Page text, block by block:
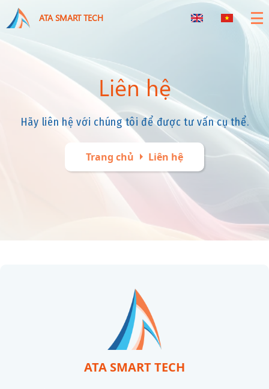
ATA SMART TECH
Liên hệ
Hãy liên hệ với chúng tôi để được tư vấn cụ thể.
Trang chủ arrow_right Liên hệ
ATA SMART TECH